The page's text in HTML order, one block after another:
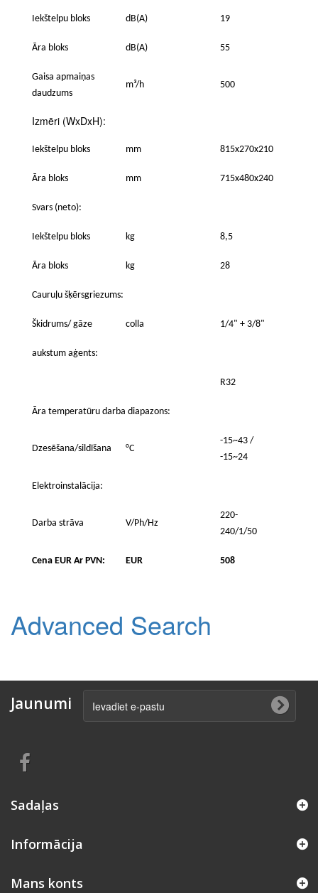
Iekštelpu bloks dB(A) 19
Āra bloks dB(A) 55
Gaisa apmaiņas
daudzums
m³/h 500
Izmēri (WxDxH):
Iekštelpu bloks mm 815x270x210
Āra bloks mm 715x480x240
Svars (neto):
Iekštelpu bloks kg 8,5
Āra bloks kg 28
Cauruļu šķērsgriezums:
Škidrums/ gāze colla 1/4" + 3/8"
aukstum aģents:
R32
Āra temperatūru darba diapazons:
Dzesēšana/sildīšana °C
-15~43 /
-15~24
Elektroinstalācija:
Darba strāva V/Ph/Hz
220-
240/1/50
Cena EUR Ar PVN: EUR 508
Advanced Search
Jaunumi
Sadaļas
Informācija
Mans konts